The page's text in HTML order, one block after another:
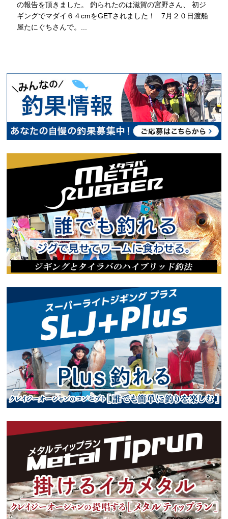
の報告を頂きました。 釣られたのは滋賀の宮野さん、 初ジ
ギングでマダイ６４cmをGETされました！ 7月２０日渡船
屋たにぐちさんで。...